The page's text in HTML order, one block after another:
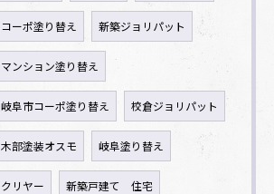
コーポ塗り替え 新築ジョリパット
マンション塗り替え
岐阜市コーポ塗り替え 校倉ジョリパット
木部塗装オスモ 岐阜塗り替え
クリヤー 新築戸建て 住宅